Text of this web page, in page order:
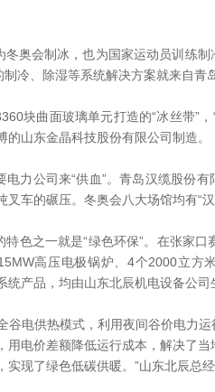
奥会制冰，也为国家运动员训练制
冷、除湿等系统解决方案就来自青
块曲面玻璃单元打造的“冰丝带”，
山东金晶科技股份有限公司制造。
力公司来“供血”。青岛汉缆股份有
车的碾压。冬奥会八大场馆均有“
色之一就是“绿色环保”。在张家口
高压电极锅炉、4个2000立方
统产品，均由山东北辰机电设备公司
电供热模式，利用夜间谷价电力运
用电价差额降低运行成本，解决了
实现了绿色低碳供暖。”山东北辰总